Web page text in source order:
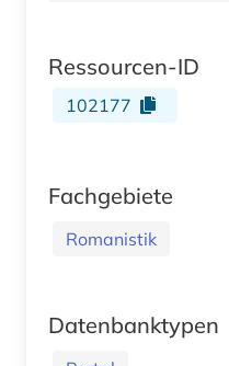
Ressourcen-ID
102177
Fachgebiete
Romanistik
Datenbanktypen